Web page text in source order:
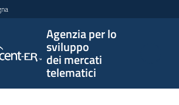
Agenzia per lo
sviluppo
dei mercati
telematici
per lo
sviluppo